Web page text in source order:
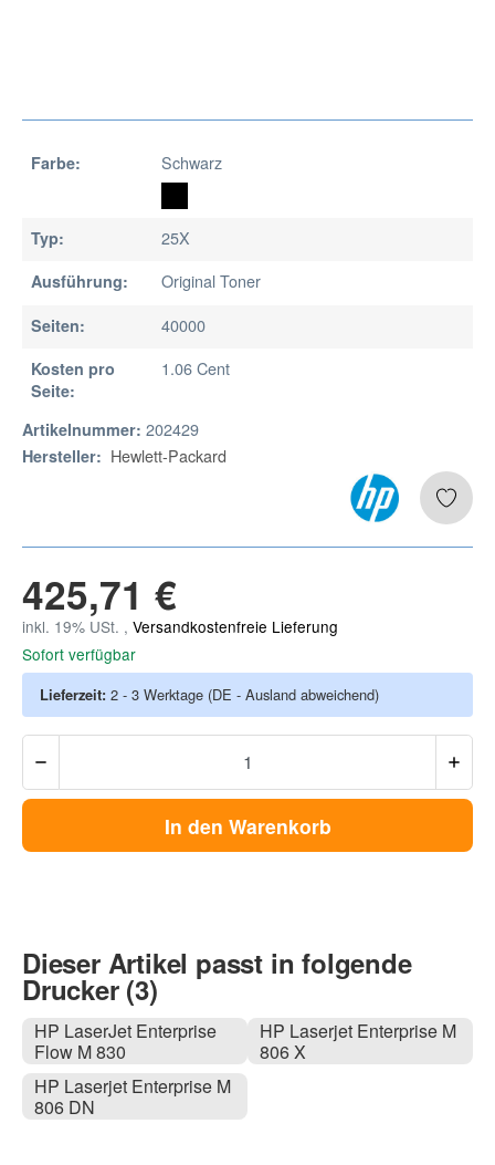
Farbe: Schwarz
Typ: 25X
Ausführung: Original Toner
Seiten: 40000
Kosten pro
Seite:
1.06 Cent
Artikelnummer: 202429
Hersteller: Hewlett-Packard
425,71 €
inkl. 19% USt. , Versandkostenfreie Lieferung
Sofort verfügbar
Lieferzeit: 2 - 3 Werktage (DE - Ausland abweichend)
In den Warenkorb
Dieser Artikel passt in folgende
Drucker (3)
HP LaserJet Enterprise
Flow M 830
HP Laserjet Enterprise M
806 DN
HP Laserjet Enterprise M
806 X